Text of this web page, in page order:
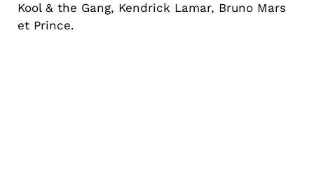
Kool & the Gang, Kendrick Lamar, Bruno Mars
et Prince.